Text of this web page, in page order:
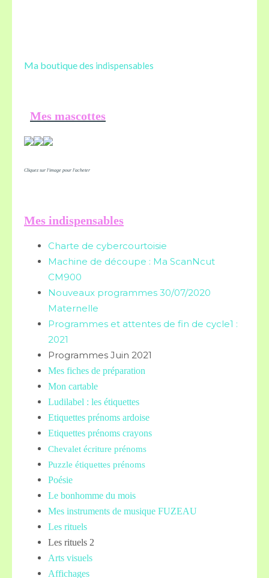
Ma boutique des indispensables
Mes mascottes
Cliquez sur l'image pour l'acheter
Mes indispensables
Charte de cybercourtoisie
Machine de découpe : Ma ScanNcut
CM900
Nouveaux programmes 30/07/2020
Maternelle
Programmes et attentes de fin de cycle1 :
2021
Programmes Juin 2021
Mes fiches de préparation
Mon cartable
Ludilabel : les étiquettes
Etiquettes prénoms ardoise
Etiquettes prénoms crayons
Chevalet écriture prénoms
Puzzle étiquettes prénoms
Poésie
Le bonhomme du mois
Mes instruments de musique FUZEAU
Les rituels
Les rituels 2
Arts visuels
Affichages